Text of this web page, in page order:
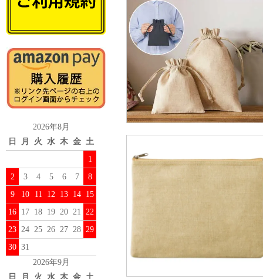
2026年8月
日
月 火 水 木 金 土
1
2
3 4 5 6 7
8
9
10 11 12 13 14 15
16 17 18 19 20 21 22
23 24 25 26 27 28 29
30 31
2026年9月
日
月 火 水 木 金 土